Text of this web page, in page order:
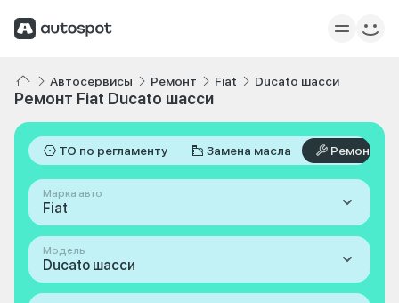
Автосервисы Ремонт Fiat Ducato шасси
Ремонт Fiat Ducato шасси
ТО по регламенту Замена масла Ремонт
Марка авто
Fiat
Модель
Ducato шасси